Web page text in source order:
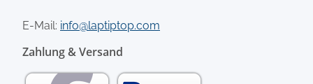
E-Mail: info@laptiptop.com
Zahlung & Versand